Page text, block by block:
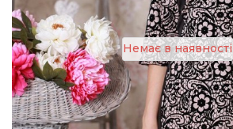
Немає в наявності